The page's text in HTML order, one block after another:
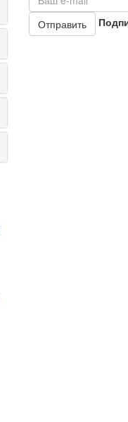
Отправить